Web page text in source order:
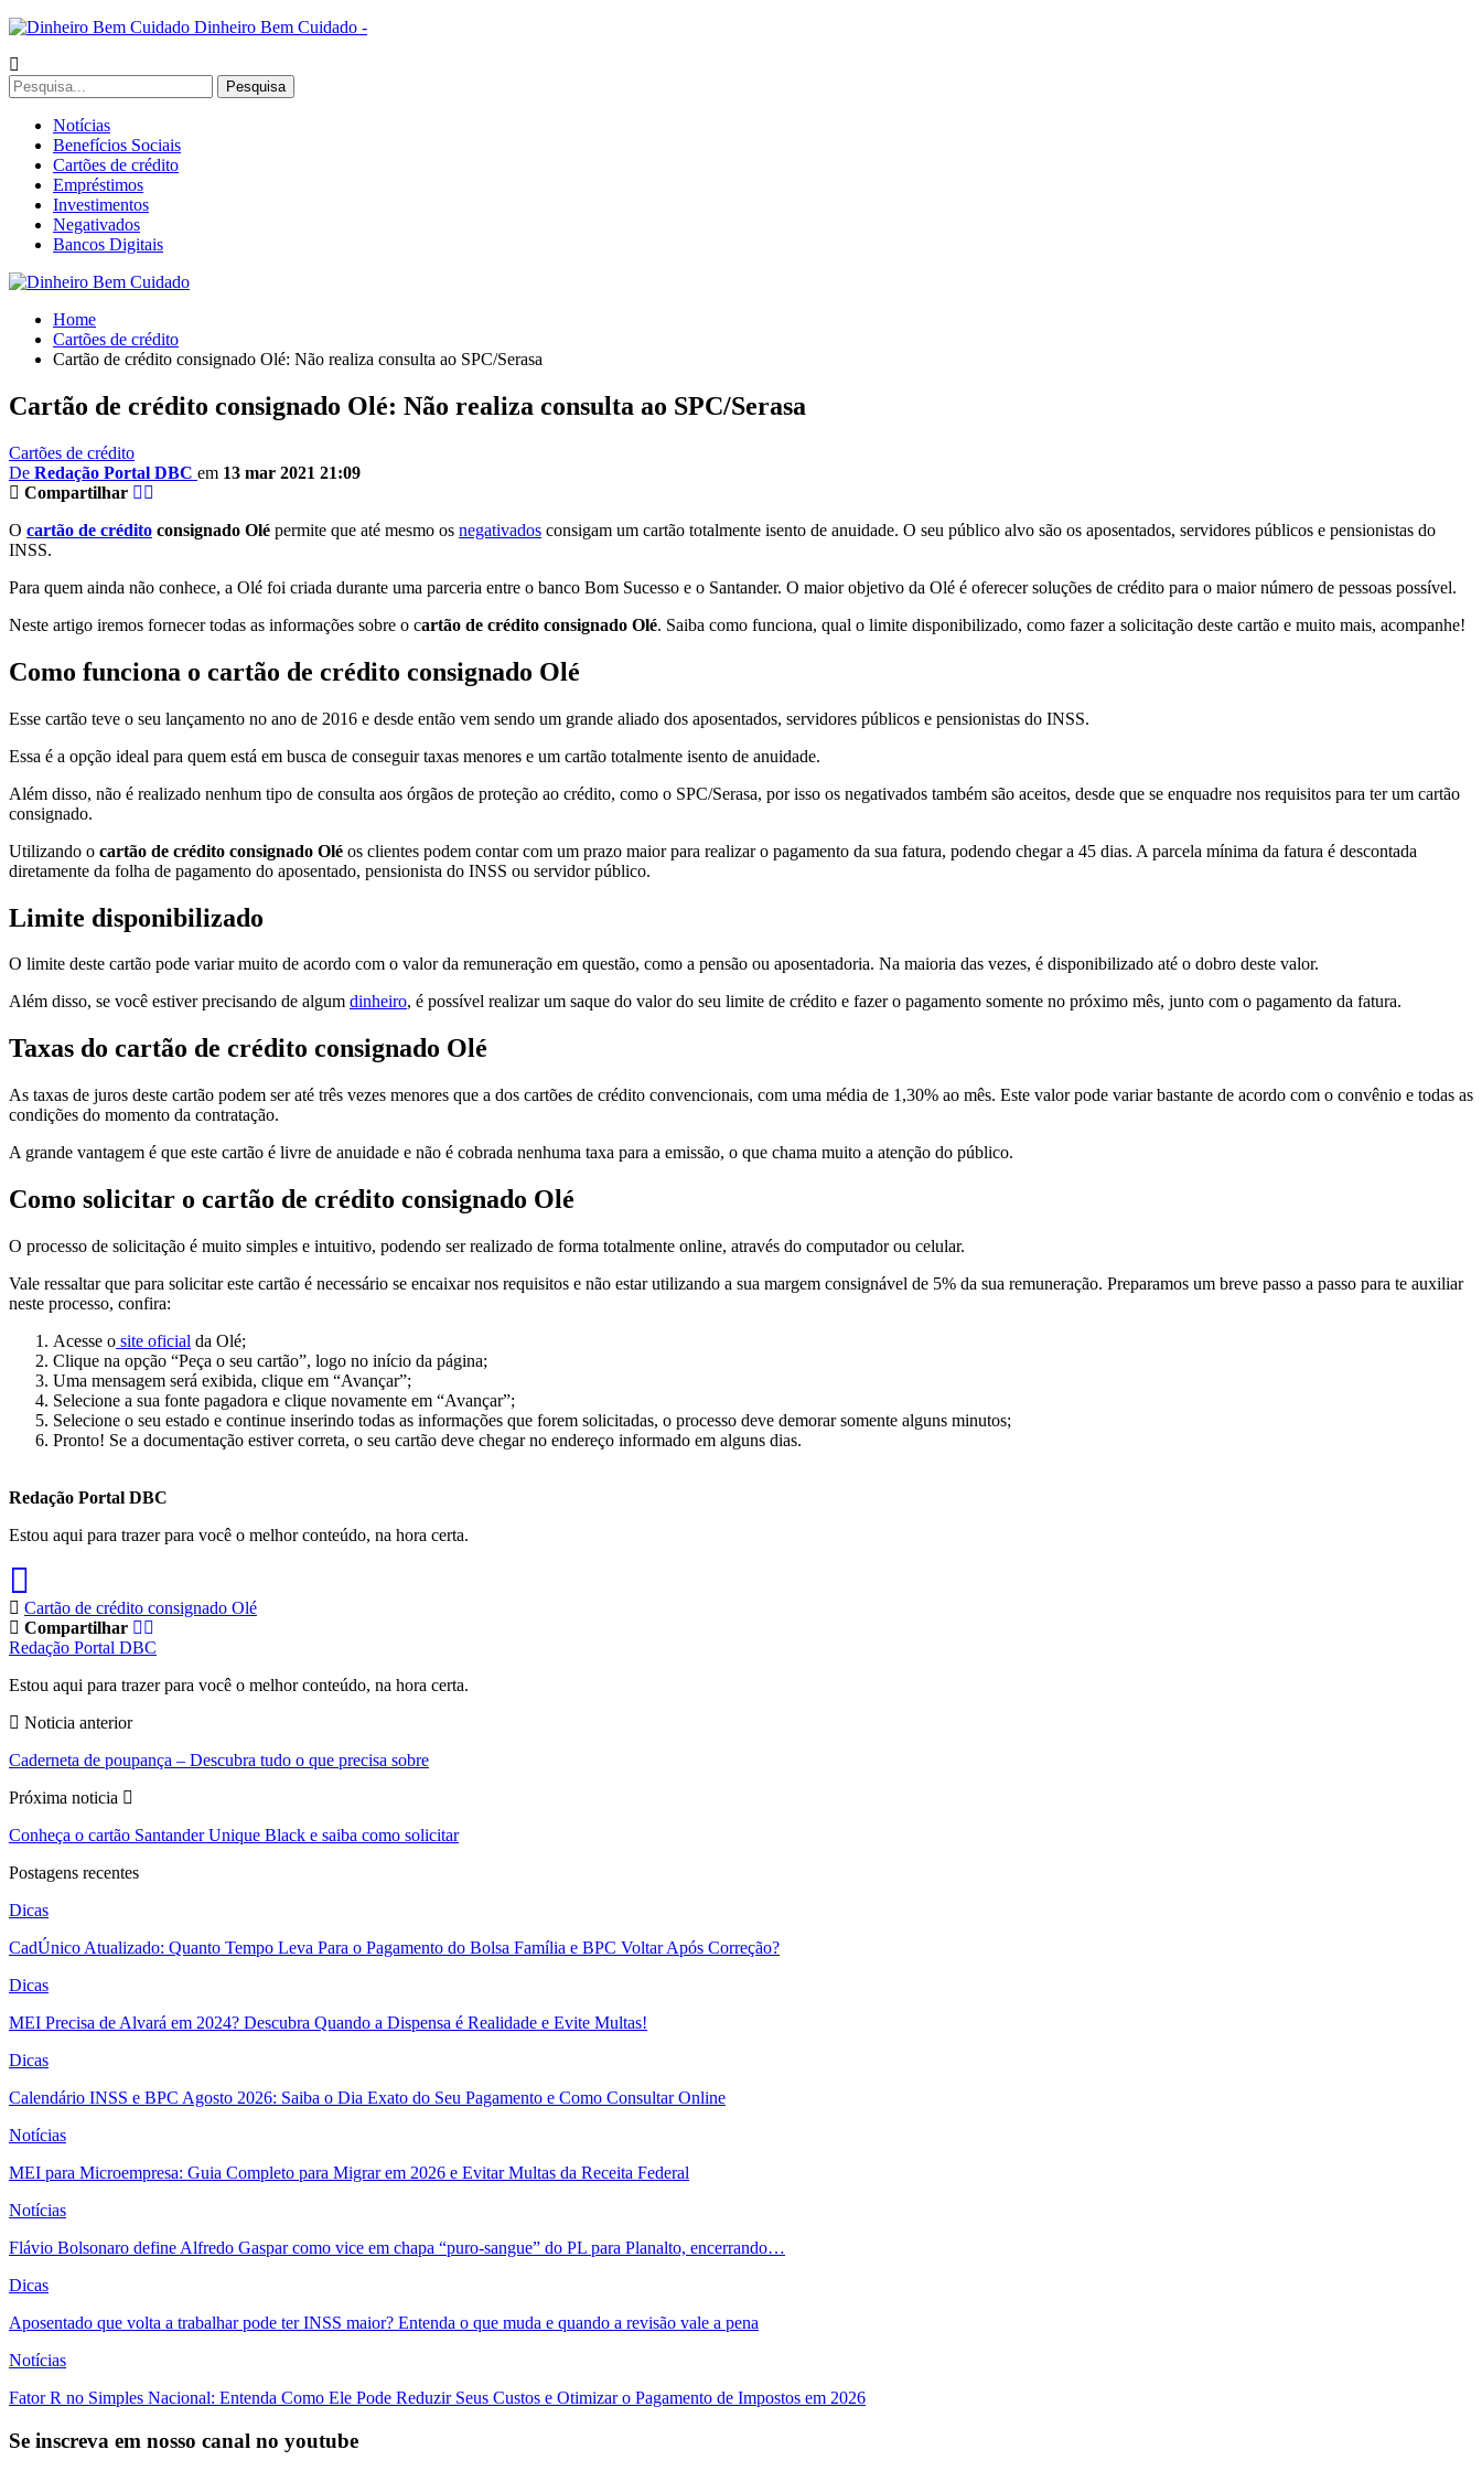
Dinheiro Bem Cuidado -
Notícias
Benefícios Sociais
Cartões de crédito
Empréstimos
Investimentos
Negativados
Bancos Digitais
Home
Cartões de crédito
Cartão de crédito consignado Olé: Não realiza consulta ao SPC/Serasa
Cartão de crédito consignado Olé: Não realiza consulta ao SPC/Serasa
Cartões de crédito
De Redação Portal DBC em 13 mar 2021 21:09
Compartilhar
O cartão de crédito consignado Olé permite que até mesmo os negativados consigam um cartão totalmente isento de anuidade. O seu público alvo são os aposentados, servidores públicos e pensionistas do
INSS.
Para quem ainda não conhece, a Olé foi criada durante uma parceria entre o banco Bom Sucesso e o Santander. O maior objetivo da Olé é oferecer soluções de crédito para o maior número de pessoas possível.
Neste artigo iremos fornecer todas as informações sobre o cartão de crédito consignado Olé. Saiba como funciona, qual o limite disponibilizado, como fazer a solicitação deste cartão e muito mais, acompanhe!
Como funciona o cartão de crédito consignado Olé
Esse cartão teve o seu lançamento no ano de 2016 e desde então vem sendo um grande aliado dos aposentados, servidores públicos e pensionistas do INSS.
Essa é a opção ideal para quem está em busca de conseguir taxas menores e um cartão totalmente isento de anuidade.
Além disso, não é realizado nenhum tipo de consulta aos órgãos de proteção ao crédito, como o SPC/Serasa, por isso os negativados também são aceitos, desde que se enquadre nos requisitos para ter um cartão
consignado.
Utilizando o cartão de crédito consignado Olé os clientes podem contar com um prazo maior para realizar o pagamento da sua fatura, podendo chegar a 45 dias. A parcela mínima da fatura é descontada
diretamente da folha de pagamento do aposentado, pensionista do INSS ou servidor público.
Limite disponibilizado
O limite deste cartão pode variar muito de acordo com o valor da remuneração em questão, como a pensão ou aposentadoria. Na maioria das vezes, é disponibilizado até o dobro deste valor.
Além disso, se você estiver precisando de algum dinheiro, é possível realizar um saque do valor do seu limite de crédito e fazer o pagamento somente no próximo mês, junto com o pagamento da fatura.
Taxas do cartão de crédito consignado Olé
As taxas de juros deste cartão podem ser até três vezes menores que a dos cartões de crédito convencionais, com uma média de 1,30% ao mês. Este valor pode variar bastante de acordo com o convênio e todas as
condições do momento da contratação.
A grande vantagem é que este cartão é livre de anuidade e não é cobrada nenhuma taxa para a emissão, o que chama muito a atenção do público.
Como solicitar o cartão de crédito consignado Olé
O processo de solicitação é muito simples e intuitivo, podendo ser realizado de forma totalmente online, através do computador ou celular.
Vale ressaltar que para solicitar este cartão é necessário se encaixar nos requisitos e não estar utilizando a sua margem consignável de 5% da sua remuneração. Preparamos um breve passo a passo para te auxiliar
neste processo, confira:
Acesse o site oficial da Olé;
Clique na opção “Peça o seu cartão”, logo no início da página;
Uma mensagem será exibida, clique em “Avançar”;
Selecione a sua fonte pagadora e clique novamente em “Avançar”;
Selecione o seu estado e continue inserindo todas as informações que forem solicitadas, o processo deve demorar somente alguns minutos;
Pronto! Se a documentação estiver correta, o seu cartão deve chegar no endereço informado em alguns dias.
Redação Portal DBC
Estou aqui para trazer para você o melhor conteúdo, na hora certa.
Cartão de crédito consignado Olé
Compartilhar
Redação Portal DBC
Estou aqui para trazer para você o melhor conteúdo, na hora certa.
Noticia anterior
Caderneta de poupança – Descubra tudo o que precisa sobre
Próxima noticia
Conheça o cartão Santander Unique Black e saiba como solicitar
Postagens recentes
Dicas
CadÚnico Atualizado: Quanto Tempo Leva Para o Pagamento do Bolsa Família e BPC Voltar Após Correção?
Dicas
MEI Precisa de Alvará em 2024? Descubra Quando a Dispensa é Realidade e Evite Multas!
Dicas
Calendário INSS e BPC Agosto 2026: Saiba o Dia Exato do Seu Pagamento e Como Consultar Online
Notícias
MEI para Microempresa: Guia Completo para Migrar em 2026 e Evitar Multas da Receita Federal
Notícias
Flávio Bolsonaro define Alfredo Gaspar como vice em chapa “puro-sangue” do PL para Planalto, encerrando…
Dicas
Aposentado que volta a trabalhar pode ter INSS maior? Entenda o que muda e quando a revisão vale a pena
Notícias
Fator R no Simples Nacional: Entenda Como Ele Pode Reduzir Seus Custos e Otimizar o Pagamento de Impostos em 2026
Se inscreva em nosso canal no youtube